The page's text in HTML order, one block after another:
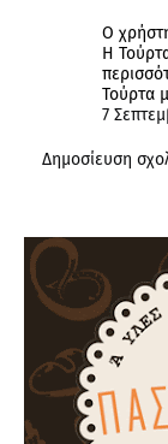
Ο
Η
Τούρτα
7
Δημοσίευση